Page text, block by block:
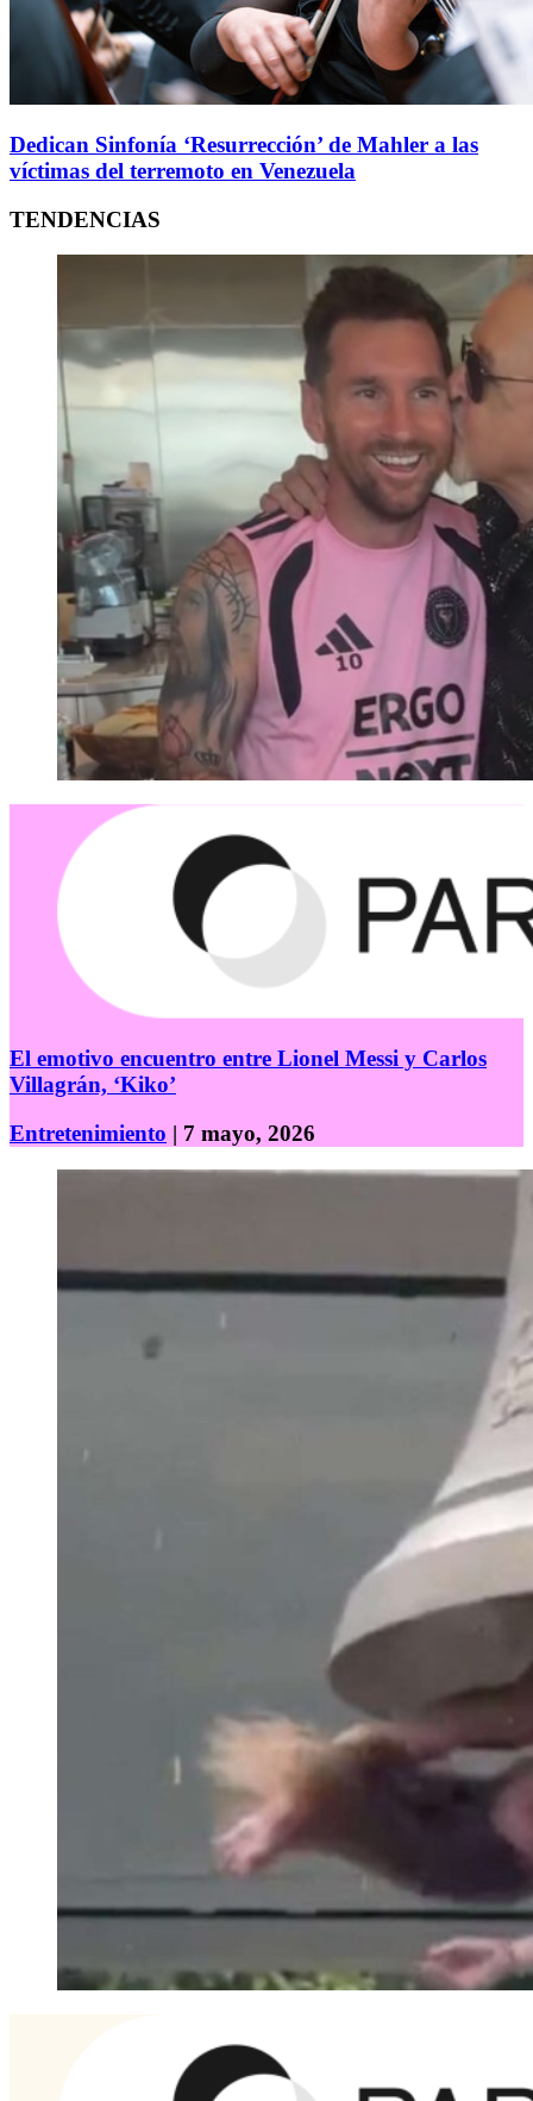
Dedican Sinfonía ‘Resurrección’ de Mahler a las
víctimas del terremoto en Venezuela
TENDENCIAS
El emotivo encuentro entre Lionel Messi y Carlos
Villagrán, ‘Kiko’
Entretenimiento | 7 mayo, 2026